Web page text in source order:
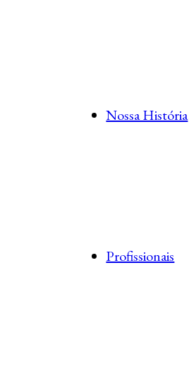
Nossa História
Profissionais